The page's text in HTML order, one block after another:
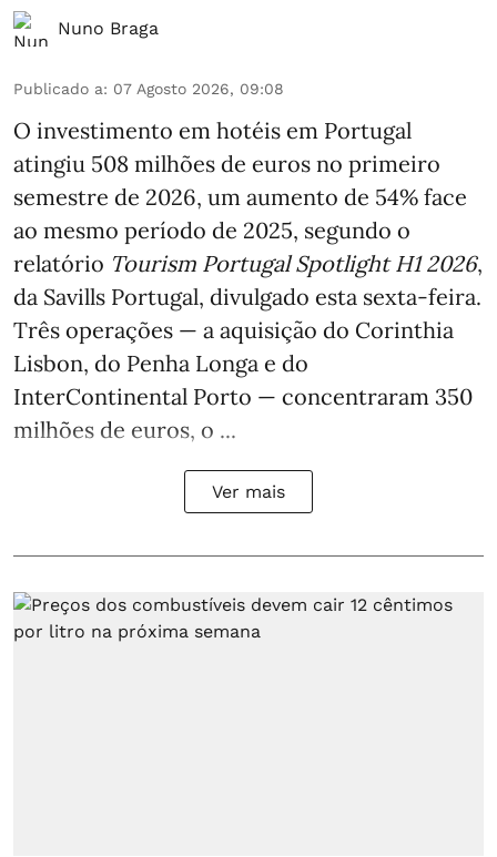
Nuno Braga
Publicado a: 07 Agosto 2026, 09:08
O investimento em hotéis em Portugal
atingiu 508 milhões de euros no primeiro
semestre de 2026, um aumento de 54% face
ao mesmo período de 2025, segundo o
relatório Tourism Portugal Spotlight H1 2026,
da Savills Portugal, divulgado esta sexta-feira.
Três operações — a aquisição do Corinthia
Lisbon, do Penha Longa e do
InterContinental Porto — concentraram 350
milhões de euros, o ...
Ver mais